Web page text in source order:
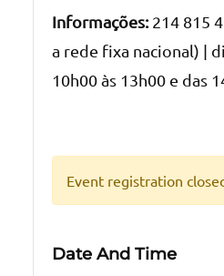
Informações:214 815
a rede fixa nacional) |
10h00 às 13h00 e das
Event registration
Date And Time